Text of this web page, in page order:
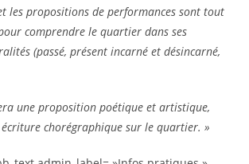
les propositions de performances sont tout
comprendre le quartier dans ses
és (passé, présent incarné et désincarné,
une proposition poétique et artistique,
criture chorégraphique sur le quartier. »